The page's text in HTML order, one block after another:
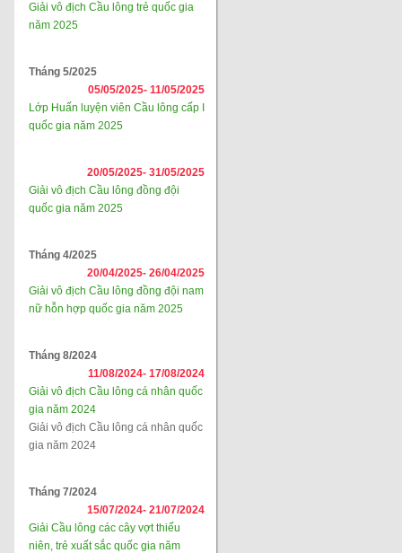
Giải vô địch Cầu lông trẻ quốc gia
năm 2025
Tháng 5/2025
05/05/2025- 11/05/2025
Lớp Huấn luyện viên Cầu lông cấp I
quốc gia năm 2025
20/05/2025- 31/05/2025
Giải vô địch Cầu lông đồng đội
quốc gia năm 2025
Tháng 4/2025
20/04/2025- 26/04/2025
Giải vô địch Cầu lông đồng đội nam
nữ hỗn hợp quốc gia năm 2025
Tháng 8/2024
11/08/2024- 17/08/2024
Giải vô địch Cầu lông cá nhân quốc
gia năm 2024
Giải vô địch Cầu lông cá nhân quốc
gia năm 2024
Tháng 7/2024
15/07/2024- 21/07/2024
Giải Cầu lông các cây vợt thiếu
niên, trẻ xuất sắc quốc gia năm